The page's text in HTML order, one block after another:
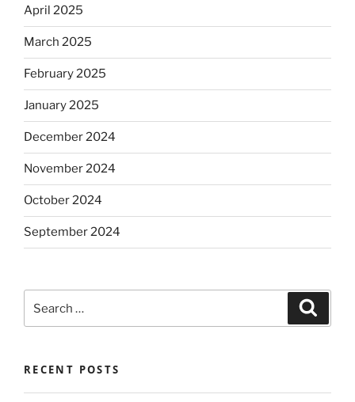
April 2025
March 2025
February 2025
January 2025
December 2024
November 2024
October 2024
September 2024
for:
RECENT POSTS